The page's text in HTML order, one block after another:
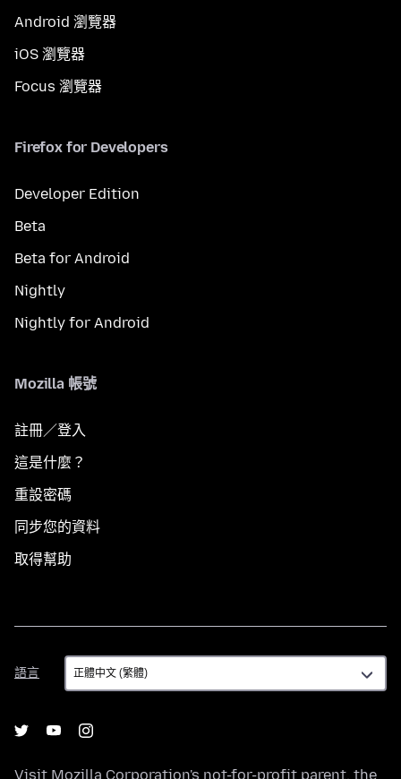
Android 瀏覽器
iOS 瀏覽器
Focus 瀏覽器
Firefox for Developers
Developer Edition
Beta
Beta for Android
Nightly
Nightly for Android
Mozilla 帳號
註冊／登入
這是什麼？
重設密碼
同步您的資料
取得幫助
語言
語
言
Visit Mozilla Corporation's not-for-profit parent, the